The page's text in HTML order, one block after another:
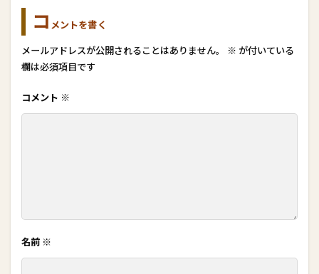
コ メントを書く
メールアドレスが公開されることはありません。 ※ が付いている
欄は必須項目です
コメント ※
名前 ※